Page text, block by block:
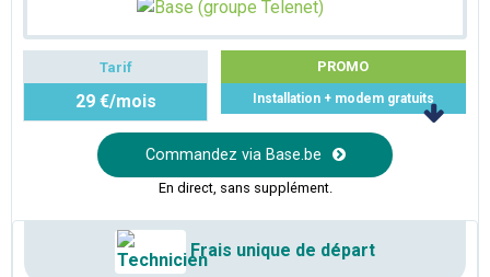
Tarif
29 €/mois
PROMO
Installation + modem gratuits
Commandez via Base.be
En direct, sans supplément.
Frais unique de départ